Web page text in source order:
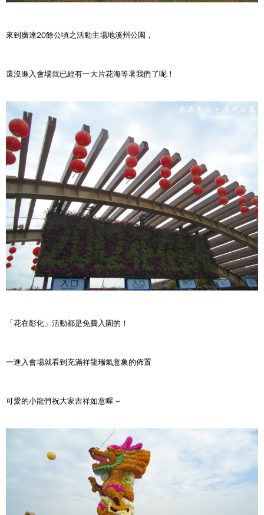
來到廣達20餘公頃之活動主場地溪州公園，
還沒進入會場就已經有一大片花海等著我們了呢 ！
「花在彰化」活動都是免費入園的！
一進入會場就看到充滿祥龍瑞氣意象的佈置
可愛的小龍們祝大家吉祥如意喔 ~